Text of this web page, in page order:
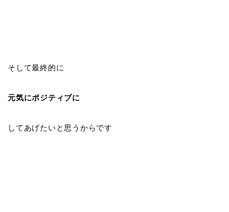
そして最終的に
元気にポジティブに
してあげたいと思うからです